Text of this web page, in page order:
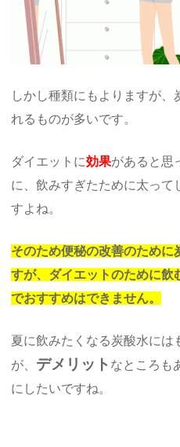
しかし種類にもよりますが、
れるものが多いです。
ダイエットに効果があると思
に、飲みすぎたために太っ
すよね。
そのため便秘の改善のため
すが、ダイエットのために飲
でおすすめはできません。
夏に飲みたくなる炭酸水には
が、 デメリット なところも
にしたいですね。